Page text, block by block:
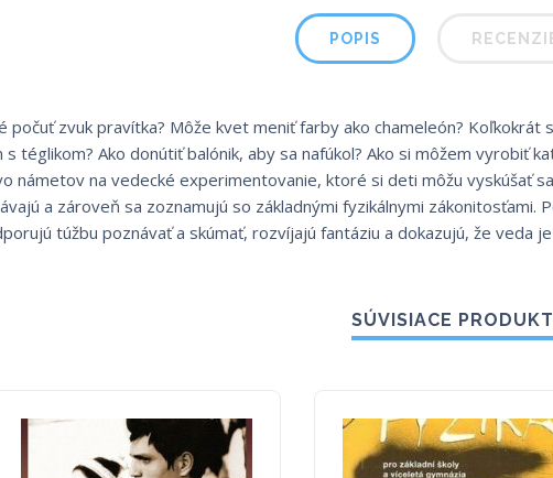
POPIS
počuť zvuk pravítka? Môže kvet meniť farby ako chameleón?
s téglikom? Ako donútiť balónik, aby sa nafúkol? Ako si môžem vyrobiť
námetov na vedecké experimentovanie, ktoré si deti môžu vyskúšať
a zároveň sa zoznamujú so základnými fyzikálnymi
túžbu poznávať a skúmať, rozvíjajú fantáziu a dokazujú, že veda
SÚVISIACE